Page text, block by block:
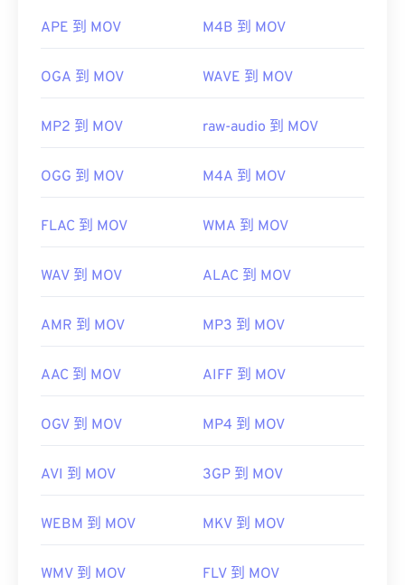
首次发行：2001年
https://en.wikipedia.org/wiki/QuickTime_File_Format
CH203-BBCGDDDF
APE 到 MOV M4B 到 MOV
OGA 到 MOV WAVE 到 MOV
MP2 到 MOV raw-audio 到 MOV
OGG 到 MOV M4A 到 MOV
FLAC 到 MOV WMA 到 MOV
WAV 到 MOV ALAC 到 MOV
AMR 到 MOV MP3 到 MOV
AAC 到 MOV AIFF 到 MOV
OGV 到 MOV MP4 到 MOV
AVI 到 MOV 3GP 到 MOV
WEBM 到 MOV MKV 到 MOV
WMV 到 MOV FLV 到 MOV